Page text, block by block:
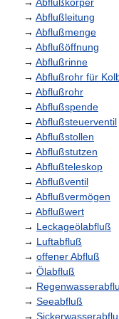
→ Abflußleitung
→ Abflußmenge
→ Abflußöffnung
→ Abflußrinne
→ Abflußrohr für
→ Abflußrohr
→ Abflußspende
→ Abflußsteuerventil
→ Abflußstollen
→ Abflußstutzen
→ Abflußteleskop
→ Abflußventil
→ Abflußvermögen
→ Abflußwert
→ Leckageölabfluß
→ Luftabfluß
→ offenerAbfluß
→ Ölabfluß
→
→ Seeabfluß
→